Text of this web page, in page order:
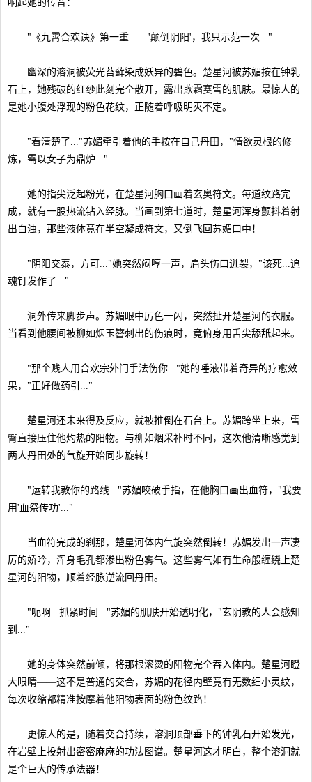
响起她的传音：
"《九霄合欢诀》第一重——'颠倒阴阳'，我只示范一次..."
幽深的溶洞被荧光苔藓染成妖异的碧色。楚星河被苏媚按在钟乳
石上，她残破的红纱此刻完全散开，露出欺霜赛雪的肌肤。最惊人的
是她小腹处浮现的粉色花纹，正随着呼吸明灭不定。
"看清楚了..."苏媚牵引着他的手按在自己丹田，"情欲灵根的修
炼，需以女子为鼎炉..."
她的指尖泛起粉光，在楚星河胸口画着玄奥符文。每道纹路完
成，就有一股热流钻入经脉。当画到第七道时，楚星河浑身颤抖着射
出白浊，那些液体竟在半空凝成符文，又倒飞回苏媚口中！
"阴阳交泰，方可..."她突然闷哼一声，肩头伤口迸裂，"该死...追
魂钉发作了..."
洞外传来脚步声。苏媚眼中厉色一闪，突然扯开楚星河的衣服。
当看到他腰间被柳如烟玉簪刺出的伤痕时，竟俯身用舌尖舔舐起来。
"那个贱人用合欢宗外门手法伤你..."她的唾液带着奇异的疗愈效
果，"正好做药引..."
楚星河还未来得及反应，就被推倒在石台上。苏媚跨坐上来，雪
臀直接压住他灼热的阳物。与柳如烟采补时不同，这次他清晰感觉到
两人丹田处的气旋开始同步旋转！
"运转我教你的路线..."苏媚咬破手指，在他胸口画出血符，"我要
用'血祭传功'..."
当血符完成的刹那，楚星河体内气旋突然倒转！苏媚发出一声凄
厉的娇吟，浑身毛孔都渗出粉色雾气。这些雾气如有生命般缠绕上楚
星河的阳物，顺着经脉逆流回丹田。
"呃啊...抓紧时间..."苏媚的肌肤开始透明化，"玄阴教的人会感知
到..."
她的身体突然前倾，将那根滚烫的阳物完全吞入体内。楚星河瞪
大眼睛——这不是普通的交合，苏媚的花径内壁竟有无数细小灵纹，
每次收缩都精准按摩着他阳物表面的粉色纹路！
更惊人的是，随着交合持续，溶洞顶部垂下的钟乳石开始发光，
在岩壁上投射出密密麻麻的功法图谱。楚星河这才明白，整个溶洞就
是个巨大的传承法器！